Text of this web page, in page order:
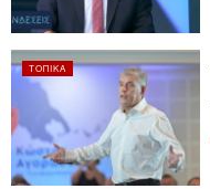
ΤΟΠΙΚΆ